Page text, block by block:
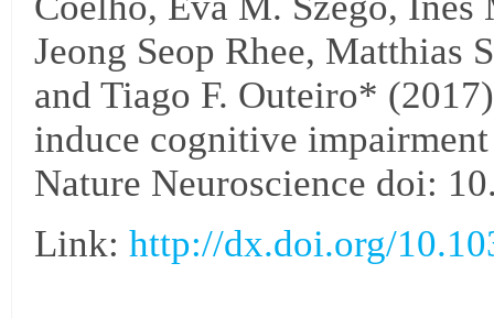
Jeong Seop Rhee, Matthias
and Tiago F. Outeiro*
induce cognitive
Nature Neuroscience doi:
Link: http://dx.doi.org/